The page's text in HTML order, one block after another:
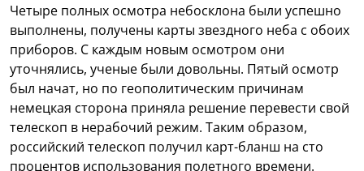
Четыре полных осмотра небосклона были успешно
выполнены, получены карты звездного неба с обоих
приборов. С каждым новым осмотром они
уточнялись, ученые были довольны. Пятый осмотр
был начат, но по геополитическим причинам
немецкая сторона приняла решение перевести свой
телескоп в нерабочий режим. Таким образом,
российский телескоп получил карт-бланш на сто
процентов использования полетного времени.